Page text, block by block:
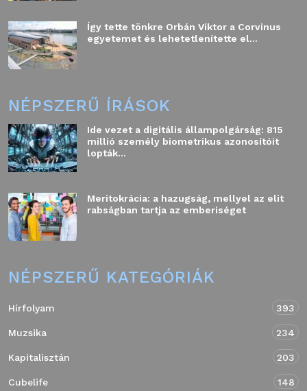
Így tette tönkre Orbán Viktor a Corvinus
egyetemet és lehetetlenítette el...
NÉPSZERŰ ÍRÁSOK
Ide vezet a digitális állampolgárság: 815
millió személy biometrikus azonosítóit
lopták...
Meritokrácia: a hazugság, mellyel az elit
rabságban tartja az emberiséget
NÉPSZERŰ KATEGÓRIÁK
Hírfolyam 393
Muzsika 234
Kapitalisztán 203
Cubelife 148